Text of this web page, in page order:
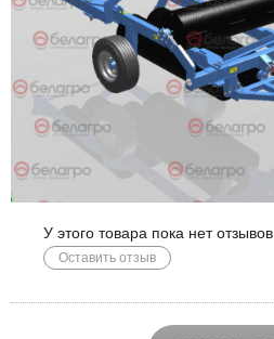
У этого товара пока нет отзывов
Оставить отзыв